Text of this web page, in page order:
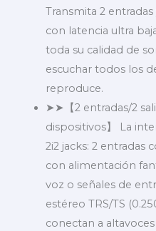
Transmita 2
con latencia ultra
toda su calidad de
escuchar todos los
reproduce.
➤➤【2 entradas/2
dispositivos】 La
2i2 jacks: 2 entradas
con alimentación
voz o señales de
estéreo TRS/TS
conectan a